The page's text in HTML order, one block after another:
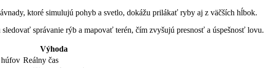
ktoré simulujú pohyb a svetlo, dokážu prilákať ryby aj z väčších hĺbok.
sledovať správanie rýb a mapovať terén, čím zvyšujú presnosť a úspešnosť lovu.
Výhoda
Reálny čas